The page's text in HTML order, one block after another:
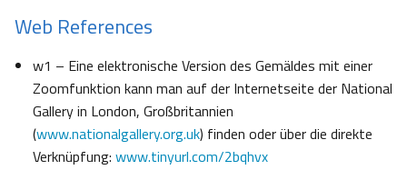
Web References
w1 – Eine elektronische Version des Gemäldes mit einer
Zoomfunktion kann man auf der Internetseite der National
Gallery in London, Großbritannien
(www.nationalgallery.org.uk) finden oder über die direkte
Verknüpfung: www.tinyurl.com/2bqhvx